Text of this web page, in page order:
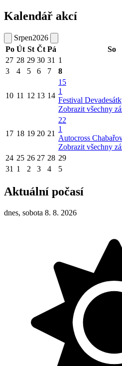
Kalendář akcí
Srpen2026
Po Út St Čt Pá So
27 28 29 30 31 1
3
4 5 6 7 8
10 11 12 13 14
15
1
Festival
Zobrazit všechny
17 18 19 20 21
22
1
Autocross
Zobrazit všechny
24 25 26 27 28 29
31 1 2 3 4 5
Aktuální počasí
dnes, sobota 8. 8. 2026